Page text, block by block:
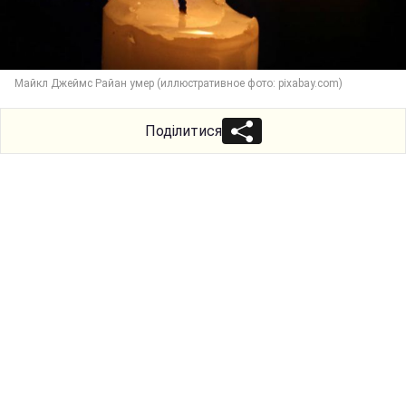
Майкл Джеймс Райан умер (иллюстративное фото: pixabay.com)
Поділитися